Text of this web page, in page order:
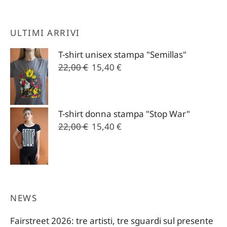
ULTIMI ARRIVI
T-shirt unisex stampa "Semillas"
22,00€ Il
22,00 €.
15,40 €
15,40 €.
T-shirt donna stampa "Stop War"
22,00€ Il
15,40 €
NEWS
Fairstreet 2026: tre artisti, tre sguardi sul presente